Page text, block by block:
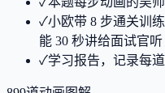
✓小欧带 8 步通关训
能 30 秒讲给面试官听
✓学习报告，记录每